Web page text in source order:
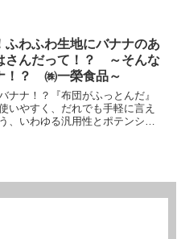
で...
ふわふわ生地にバナナのあ
さんだって！？ ～そんな
！？ ㈱一榮食品～
ナナ！？『布団がふっとんだ』
いやすく、だれでも手軽に言え
、いわゆる汎用性とポテンシャ